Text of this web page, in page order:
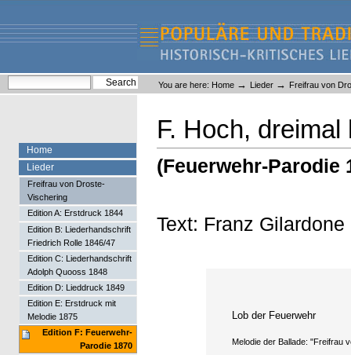
content.
navigation
Liederlexikon
Personal
tools
You are here: Home → Lieder → Freifrau von
F. Hoch,
(Feuerwehr-Parodie
Text: Franz
Lob der Feuerwehr
Melodie der Ballade: "Freifrau
Home
Lieder
Freifrau von Droste-
Vischering
Edition A: Erstdruck 1844
Edition B: Liederhandschrift
Friedrich Rolle 1846/47
Edition C: Liederhandschrift
Adolph Quooss 1848
Edition D: Lieddruck 1849
Edition E: Erstdruck mit
Melodie 1875
Edition F: Feuerwehr-
Parodie 1870